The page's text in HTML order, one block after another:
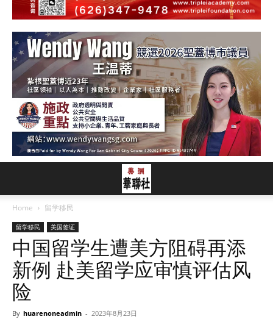
Home 留学移民
留学移民 美国签证
中国留学生遭美方阻碍再添
新例 赴美留学应审慎评估风
险
By huarenoneadmin - 2023年8月23日